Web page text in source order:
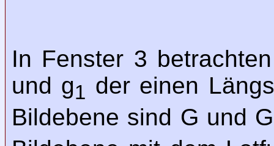
In Fenster 3
und g1 der einen
Bildebene sind G und G